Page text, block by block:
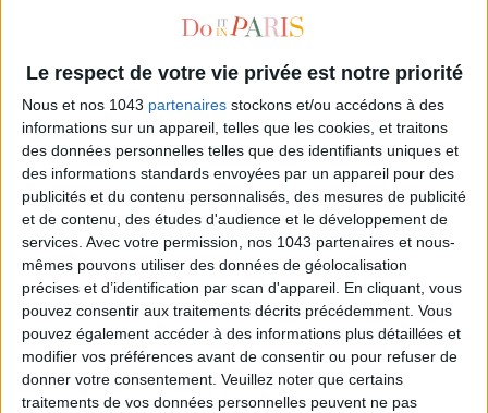
Le respect de votre vie privée est notre priorité
Nous et nos 1043 partenaires stockons et/ou accédons à des
informations sur un appareil, telles que les cookies, et traitons
des données personnelles telles que des identifiants uniques et
des informations standards envoyées par un appareil pour des
publicités et du contenu personnalisés, des mesures de publicité
et de contenu, des études d'audience et le développement de
services. Avec votre permission, nos 1043 partenaires et nous-
mêmes pouvons utiliser des données de géolocalisation
précises et d’identification par scan d'appareil. En cliquant, vous
pouvez consentir aux traitements décrits précédemment. Vous
pouvez également accéder à des informations plus détaillées et
modifier vos préférences avant de consentir ou pour refuser de
donner votre consentement. Veuillez noter que certains
traitements de vos données personnelles peuvent ne pas
TOUT CE QUE VOUS DEVEZ FAIRE À PARIS EN AOÛT